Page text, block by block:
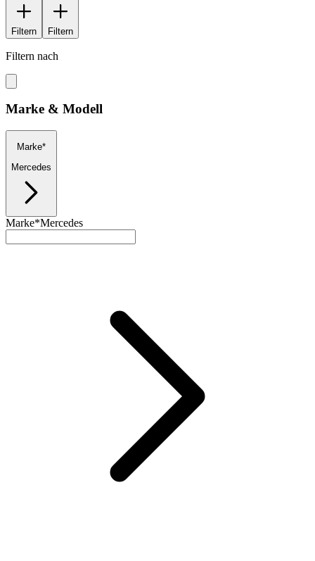
Filtern Filtern
Filtern nach
Marke & Modell
Marke*
Mercedes
Marke*Mercedes